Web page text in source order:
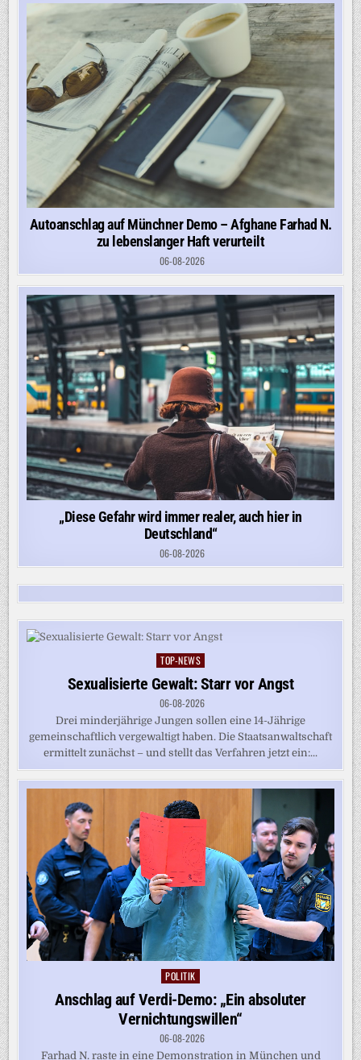
Autoanschlag auf Münchner Demo – Afghane Farhad N.
zu lebenslanger Haft verurteilt
06-08-2026
„Diese Gefahr wird immer realer, auch hier in
Deutschland“
06-08-2026
Posted
in
TOP-NEWS
Sexualisierte Gewalt: Starr vor Angst
06-08-2026
Drei minderjährige Jungen sollen eine 14-Jährige
gemeinschaftlich vergewaltigt haben. Die Staatsanwaltschaft
ermittelt zunächst – und stellt das Verfahren jetzt ein:...
Posted
in
POLITIK
Anschlag auf Verdi-Demo: „Ein absoluter
Vernichtungswillen“
06-08-2026
Farhad N. raste in eine Demonstration in München und